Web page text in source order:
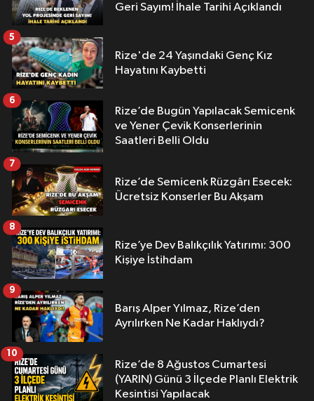
Geri Sayım! İhale Tarihi Açıklandı
Rize'de 24 Yaşındaki Genç Kız
Hayatını Kaybetti
5
Rize’de Bugün Yapılacak Semicenk
ve Yener Çevik Konserlerinin
Saatleri Belli Oldu
6
Rize’de Semicenk Rüzgârı Esecek:
Ücretsiz Konserler Bu Akşam
7
Rize’ye Dev Balıkçılık Yatırımı: 300
Kişiye İstihdam
8
Barış Alper Yılmaz, Rize’den
Ayrılırken Ne Kadar Haklıydı?
9
Rize’de 8 Ağustos Cumartesi
(YARIN) Günü 3 İlçede Planlı Elektrik
Kesintisi Yapılacak
10